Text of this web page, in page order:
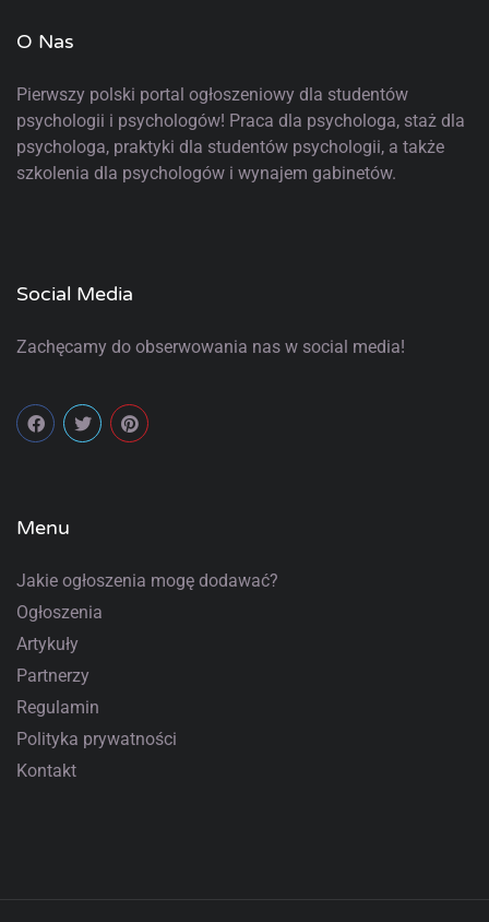
O Nas
Pierwszy polski portal ogłoszeniowy dla studentów
psychologii i psychologów! Praca dla psychologa, staż dla
psychologa, praktyki dla studentów psychologii, a także
szkolenia dla psychologów i wynajem gabinetów.
Social Media
Zachęcamy do obserwowania nas w social media!
Menu
Jakie ogłoszenia mogę dodawać?
Ogłoszenia
Artykuły
Partnerzy
Regulamin
Polityka prywatności
Kontakt